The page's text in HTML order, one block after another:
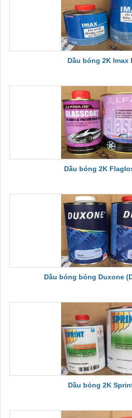
Dầu bóng 2K Imax
Dầu bóng 2K
Dầu bóng bóng Duxone
Dầu bóng 2K